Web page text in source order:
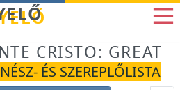
CRISTO: GREAT
ÉS SZEREPLŐLISTA